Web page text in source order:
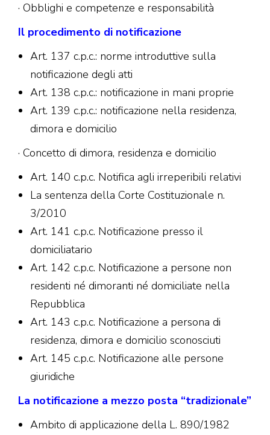
· Obblighi e competenze e responsabilità
Il procedimento di notificazione
Art. 137 c.p.c.: norme introduttive sulla
notificazione degli atti
Art. 138 c.p.c.: notificazione in mani proprie
Art. 139 c.p.c.: notificazione nella residenza,
dimora e domicilio
· Concetto di dimora, residenza e domicilio
Art. 140 c.p.c. Notifica agli irreperibili relativi
La sentenza della Corte Costituzionale n.
3/2010
Art. 141 c.p.c. Notificazione presso il
domiciliatario
Art. 142 c.p.c. Notificazione a persone non
residenti né dimoranti né domiciliate nella
Repubblica
Art. 143 c.p.c. Notificazione a persona di
residenza, dimora e domicilio sconosciuti
Art. 145 c.p.c. Notificazione alle persone
giuridiche
La notificazione a mezzo posta “tradizionale”
Ambito di applicazione della L. 890/1982